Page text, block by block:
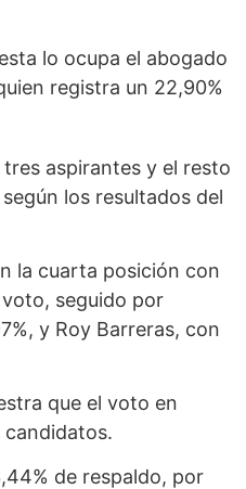
lo ocupa el abogado
registra un 22,90%
aspirantes y el resto
los resultados del
la cuarta posición con
seguido por
y Roy Barreras, con
que el voto en
candidatos.
de respaldo, por